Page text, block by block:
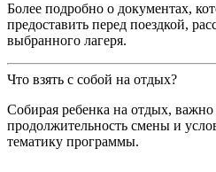
Более подробно о документах,
предоставить перед поездкой,
выбранного лагеря.
Что взять с собой на отдых?
Собирая ребенка на отдых, важно
продолжительность смены и
тематику программы.